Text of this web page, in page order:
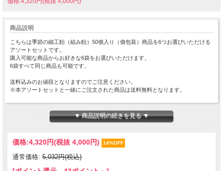
商品説明
こちらは季節の細工飴（組み飴）50個入り（個包装）商品を6つお選びいただける
アソートセットです。
購入可能な商品からお好きな6袋をお選びいただけます。
6袋すべて同じ商品も可能です。
送料込みのお値段となりますのでご注意ください。
※本アソートセットと一緒にご注文された商品は送料無料となります。
下記の「1品目」～「6品目」より、それぞれご希望の商品を選択いただき、カート
にお入れください。
※「完売または販売前」と表示されている商品はお選びいただけません。
ご注文はこちらから
すことをあらかじめご了承願います。
▼ 商品説明の続きを見る ▼
価格:4,320円(税抜 4,000円) 14%OFF
通常価格: 5,032円(税込)